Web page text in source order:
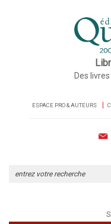
Des
ESPACE PRO & AUTEURS